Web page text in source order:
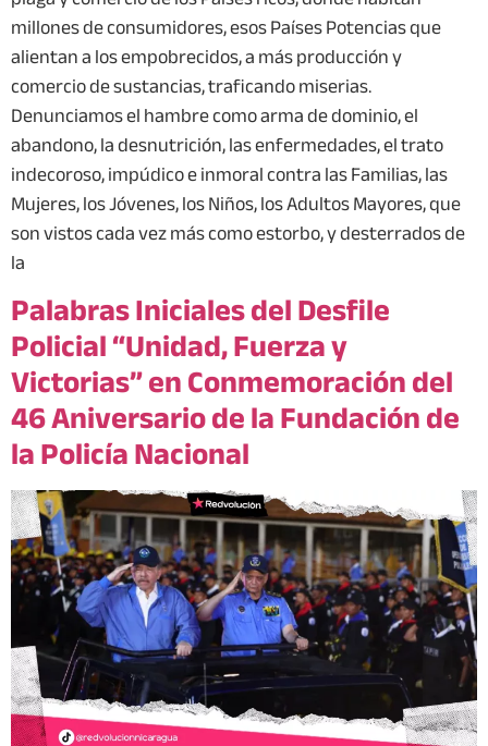
millones de consumidores, esos Países Potencias que
alientan a los empobrecidos, a más producción y
comercio de sustancias, traficando miserias.
Denunciamos el hambre como arma de dominio, el
abandono, la desnutrición, las enfermedades, el trato
indecoroso, impúdico e inmoral contra las Familias, las
Mujeres, los Jóvenes, los Niños, los Adultos Mayores, que
son vistos cada vez más como estorbo, y desterrados de
la
Palabras Iniciales del Desfile
Policial “Unidad, Fuerza y
Victorias” en Conmemoración del
46 Aniversario de la Fundación de
la Policía Nacional